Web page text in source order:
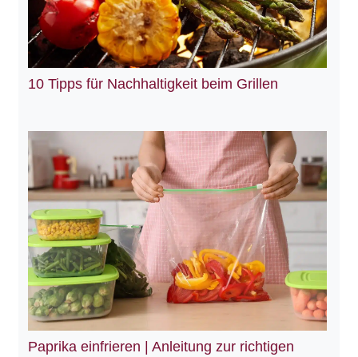
10 Tipps für Nachhaltigkeit beim Grillen
Paprika einfrieren | Anleitung zur richtigen